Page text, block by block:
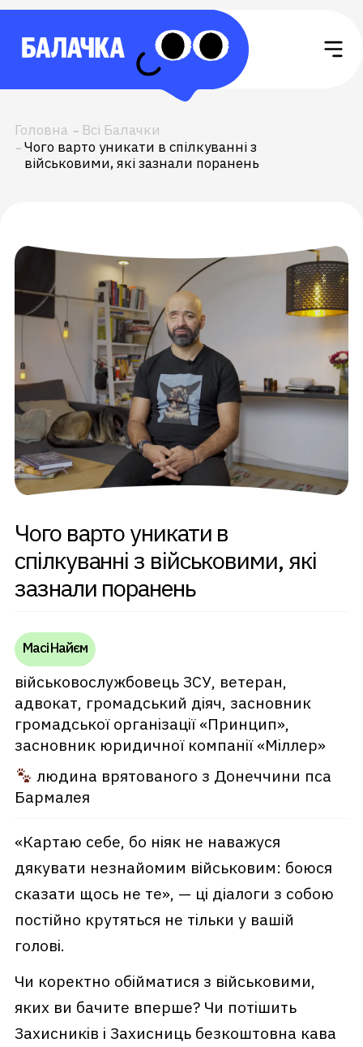
Головна
Всі Балачки
Чого варто уникати в спілкуванні з
військовими, які зазнали поранень
Чого варто уникати в
спілкуванні з військовими, які
зазнали поранень
Масі Найєм
військовослужбовець ЗСУ, ветеран,
адвокат, громадський діяч, засновник
громадської організації «Принцип»,
засновник юридичної компанії «Міллер»
людина врятованого з Донеччини пса
Бармалея
«Картаю себе, бо ніяк не наважуся
дякувати незнайомим військовим: боюся
сказати щось не те», — ці діалоги з собою
постійно крутяться не тільки у вашій
голові.
Чи коректно обійматися з військовими,
яких ви бачите вперше? Чи потішить
Захисників і Захисниць безкоштовна кава